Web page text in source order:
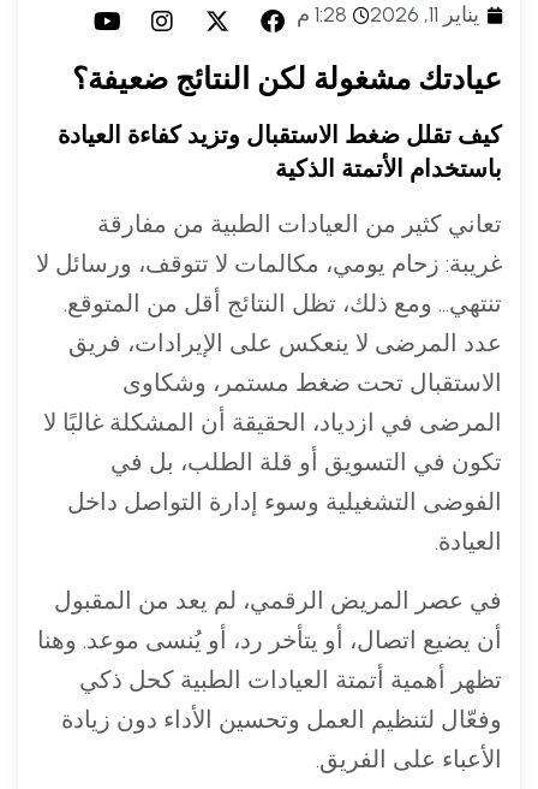
يناير 11, 2026 1:28 م
عيادتك مشغولة لكن النتائج ضعيفة؟
كيف تقلل ضغط الاستقبال وتزيد كفاءة العيادة
باستخدام الأتمتة الذكية
تعاني كثير من العيادات الطبية من مفارقة
غريبة: زحام يومي، مكالمات لا تتوقف، ورسائل لا
تنتهي… ومع ذلك، تظل النتائج أقل من المتوقع.
عدد المرضى لا ينعكس على الإيرادات، فريق
الاستقبال تحت ضغط مستمر، وشكاوى
المرضى في ازدياد، الحقيقة أن المشكلة غالبًا لا
تكون في التسويق أو قلة الطلب، بل في
الفوضى التشغيلية وسوء إدارة التواصل داخل
العيادة.
في عصر المريض الرقمي، لم يعد من المقبول
أن يضيع اتصال، أو يتأخر رد، أو يُنسى موعد. وهنا
تظهر أهمية أتمتة العيادات الطبية كحل ذكي
وفعّال لتنظيم العمل وتحسين الأداء دون زيادة
الأعباء على الفريق.